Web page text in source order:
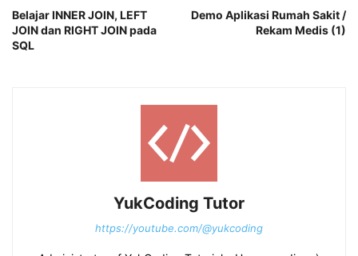
Belajar INNER JOIN, LEFT
JOIN dan RIGHT JOIN pada
SQL
Demo Aplikasi Rumah Sakit /
Rekam Medis (1)
YukCoding Tutor
https://youtube.com/@yukcoding